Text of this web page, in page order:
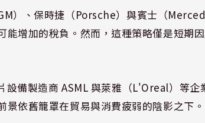
）、保時捷（Porsche）與賓士（
能增加的稅負。然而，這種策略僅是短期
設備製造商 ASML 與萊雅（L'Oreal）等
景依舊籠罩在貿易與消費疲弱的陰影之下。